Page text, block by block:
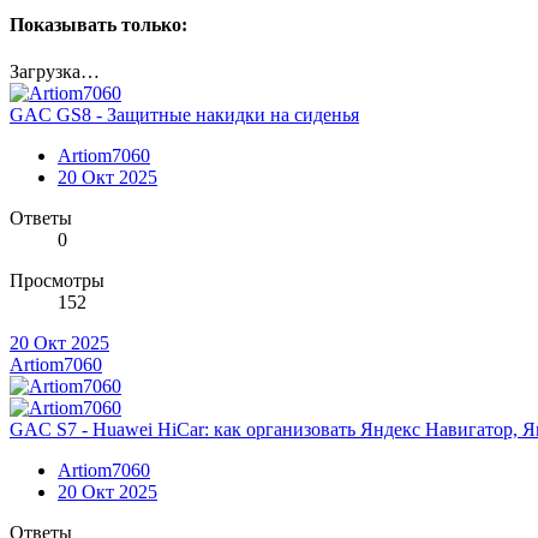
Показывать только:
Загрузка…
GAC GS8 - Защитные накидки на сиденья
Artiom7060
20 Окт 2025
Ответы
0
Просмотры
152
20 Окт 2025
Artiom7060
GAC S7 - Huawei HiCar: как организовать Яндекс
Artiom7060
20 Окт 2025
Ответы